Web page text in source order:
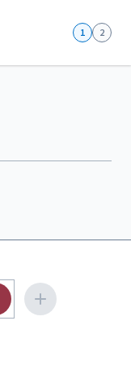
1 2